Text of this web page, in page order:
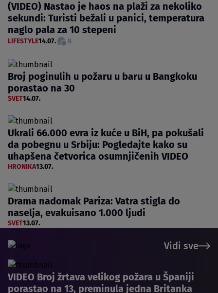
(VIDEO) Nastao je haos na plaži za nekoliko
sekundi: Turisti bežali u panici, temperatura
naglo pala za 10 stepeni
LIFESTYLE14.07. 8
Broj poginulih u požaru u baru u Bangkoku
porastao na 30
SVET14.07.
Ukrali 66.000 evra iz kuće u BiH, pa pokušali
da pobegnu u Srbiju: Pogledajte kako su
uhapšena četvorica osumnjičenih VIDEO
HRONIKA13.07.
Drama nadomak Pariza: Vatra stigla do
naselja, evakuisano 1.000 ljudi
SVET13.07.
Vidi sve
VIDEO Broj žrtava velikog požara u Španiji
porastao na 13, preminula jedna Britanka